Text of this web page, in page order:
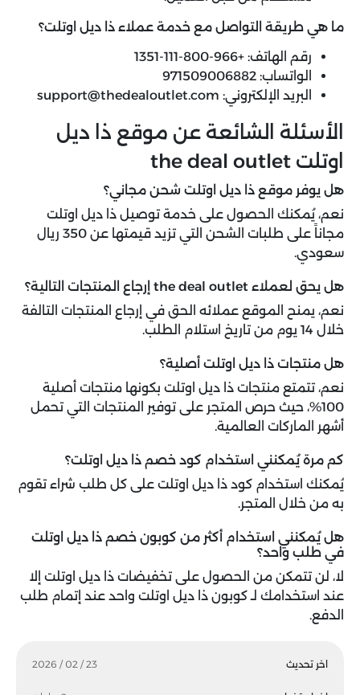
اخر تحديث 23 / 02 / 2026
ما هي طريقة التواصل مع خدمة عملاء ذا ديل اوتلت؟
رقم الهاتف: +966-800-111-1351
الواتساب: 971509006882
البريد الإلكتروني: support@thedealoutlet.com
الأسئلة الشائعة عن موقع ذا ديل
اوتلت the deal outlet
هل يوفر موقع ذا ديل اوتلت شحن مجاني؟
نعم، يُمكنك الحصول على خدمة توصيل ذا ديل اوتلت
مجاناً على طلبات الشحن التي تزيد قيمتها عن 350 ريال
سعودي.
هل يحق لعملاء the deal outlet إرجاع المنتجات التالية؟
نعم، يمنح الموقع عملائه الحق في إرجاع المنتجات التالفة
خلال 14 يوم من تاريخ استلام الطلب.
هل منتجات ذا ديل اوتلت أصلية؟
نعم، تتمتع منتجات ذا ديل اوتلت بكونها منتجات أصلية
100%، حيث حرص المتجر على توفير المنتجات التي تحمل
أشهر الماركات العالمية.
كم مرة يُمكنني استخدام كود خصم ذا ديل اوتلت؟
يُمكنك استخدام كود ذا ديل اوتلت على كل طلب شراء تقوم
به من خلال المتجر.
هل يُمكنني استخدام أكثر من كوبون خصم ذا ديل اوتلت
في طلب واحد؟
لا، لن تتمكن من الحصول على تخفيضات ذا ديل اوتلت إلا
عند استخدامك لـ كوبون ذا ديل اوتلت واحد عند إتمام طلب
الدفع.